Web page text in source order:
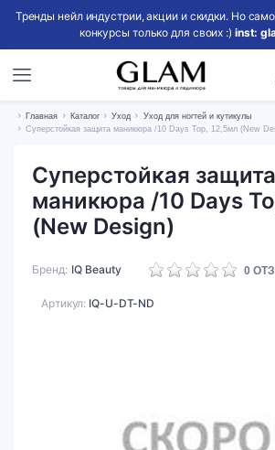
Тренды нейл индустрии, акции и скидки. Но
конкурсы только для своих :) inst:
Главная Каталог Уход
Уход для ногтей и кутикулы
Суперстойкая защита маникюра /10 Days Top, 12,5мл (New
Суперстойкая защита
маникюра /10 Days
(New Design)
Бренд IQ Beauty 0
Артикул: IQ-U-DT-ND